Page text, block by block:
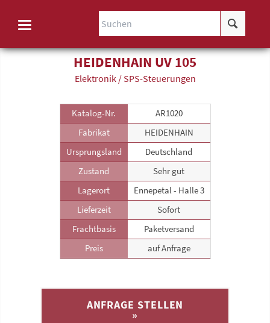
HEIDENHAIN UV 105
Elektronik / SPS-Steuerungen
Katalog-Nr.
AR1020
Fabrikat
HEIDENHAIN
Ursprungsland
Deutschland
Zustand
Sehr gut
Lagerort
Ennepetal - Halle 3
Lieferzeit
Sofort
Frachtbasis
Paketversand
Preis
auf Anfrage
ANFRAGE STELLEN
»